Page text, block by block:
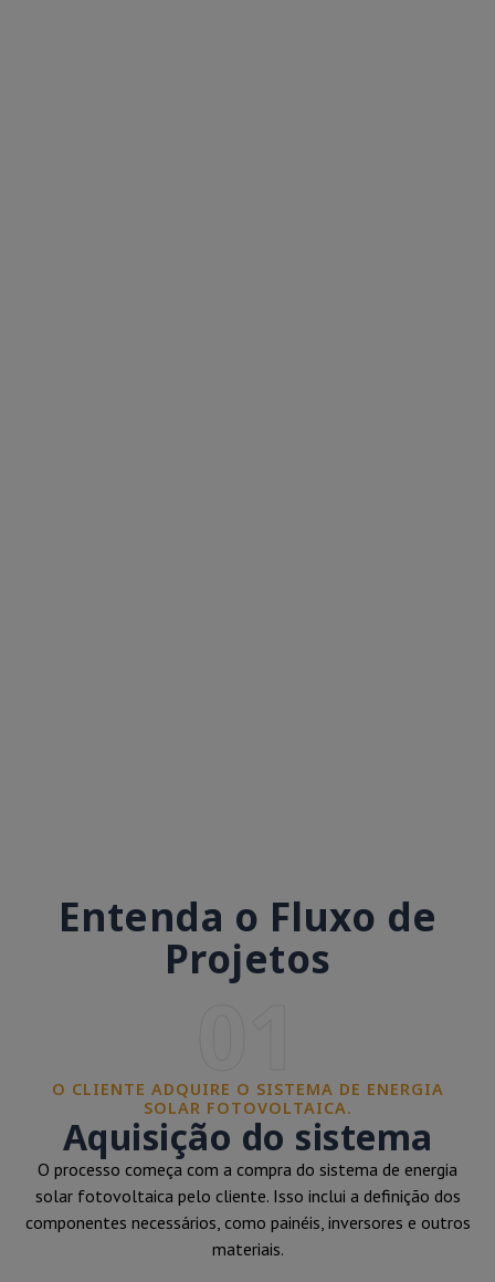
Entenda o Fluxo de
Projetos
O CLIENTE ADQUIRE O SISTEMA DE ENERGIA
SOLAR FOTOVOLTAICA.
Aquisição do sistema
O processo começa com a compra do sistema de energia
solar fotovoltaica pelo cliente. Isso inclui a definição dos
componentes necessários, como painéis, inversores e outros
materiais.